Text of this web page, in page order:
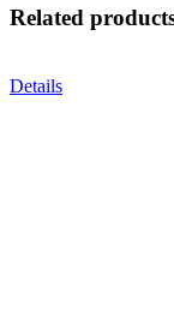
Related
Details